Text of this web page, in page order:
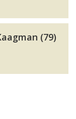
(79)